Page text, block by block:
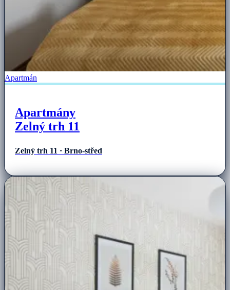
Apartmán
Apartmány
Zelný trh 11
Zelný trh 11 · Brno-střed